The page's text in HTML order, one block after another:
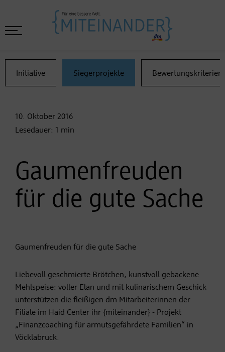
Initiative Siegerprojekte Bewertungskriterien
10. Oktober 2016
Lesedauer: 1 min
Gaumenfreuden
für die gute Sache
Gaumenfreuden für die gute Sache
Liebevoll geschmierte Brötchen, kunstvoll gebackene
Mehlspeise: voller Elan und mit kulinarischem Geschick
unterstützen die fleißigen dm Mitarbeiterinnen der
Filiale im Haid Center ihr {miteinander} - Projekt
„Finanzcoaching für armutsgefährdete Familien“ in
Vöcklabruck.